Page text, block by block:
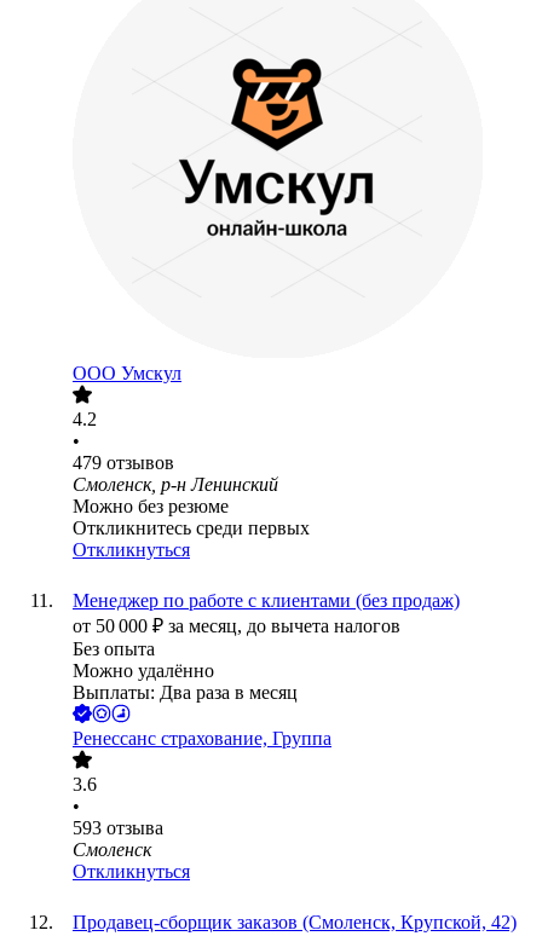
ООО Умскул
4.2
•
479 отзывов
Смоленск, р-н Ленинский
Можно без резюме
Откликнитесь среди первых
Откликнуться
Менеджер по работе с клиентами (без продаж)
от 50 000 ₽ за месяц, до вычета налогов
Без опыта
Можно удалённо
Выплаты: Два раза в месяц
Ренессанс cтрахование, Группа
3.6
•
593 отзыва
Смоленск
Откликнуться
Продавец-сборщик заказов (Смоленск, Крупской, 42)